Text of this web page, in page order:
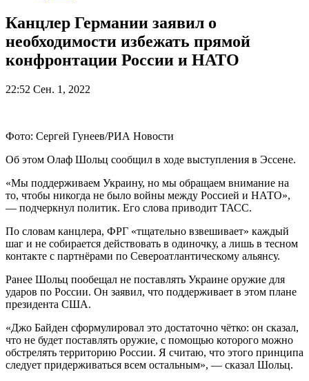
Канцлер Германии заявил о
необходимости избежать прямой
конфронтации России и НАТО
22:52 Сен. 1, 2022
Фото: Сергей Гунеев/РИА Новости
Об этом Олаф Шольц сообщил в ходе выступления в Эссене.
«Мы поддерживаем Украину, но мы обращаем внимание на
то, чтобы никогда не было войны между Россией и НАТО»,
— подчеркнул политик. Его слова приводит ТАСС.
По словам канцлера, ФРГ «тщательно взвешивает» каждый
шаг и не собирается действовать в одиночку, а лишь в тесном
контакте с партнёрами по Североатлантическому альянсу.
Ранее Шольц пообещал не поставлять Украине оружие для
ударов по России. Он заявил, что поддерживает в этом плане
президента США.
«Джо Байден сформулировал это достаточно чётко: он сказал,
что не будет поставлять оружие, с помощью которого можно
обстрелять территорию России. Я считаю, что этого принципа
следует придерживаться всем остальным», — сказал Шольц.